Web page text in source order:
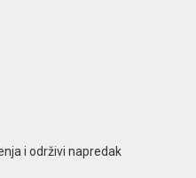
i održivi napredak